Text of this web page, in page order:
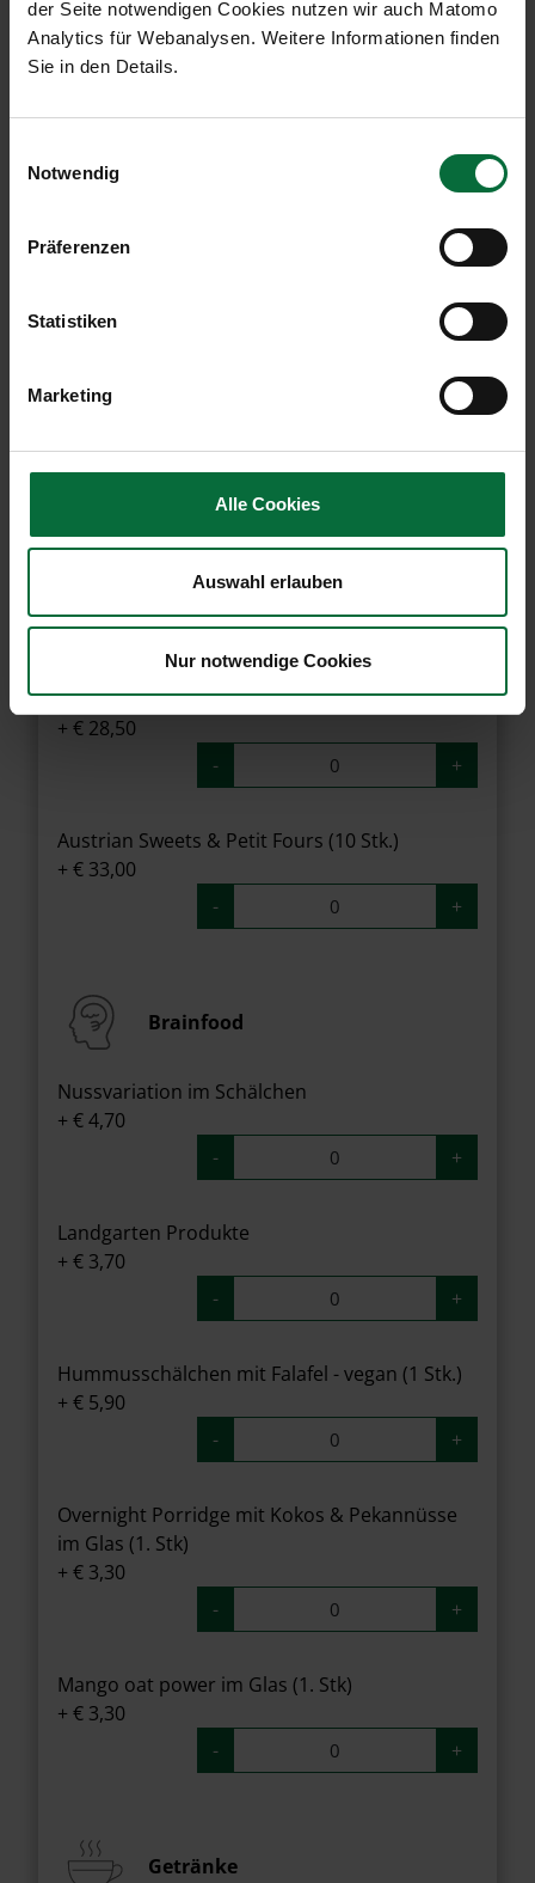
der Seite notwendigen Cookies nutzen wir auch Matomo
Analytics für Webanalysen. Weitere Informationen finden
Sie in den Details.
Notwendig
Präferenzen
Statistiken
Marketing
Alle Cookies
Auswahl erlauben
Nur notwendige Cookies
Shake your Salad im Glas - Bauernsalat (1 Stk.)
+ € 5,90
Laugenbrezen rustikal - Fleisch (1 Stk.)
+
Laugenbrezen rustikal - vegetarisch (1 Stk.)
+ € 6,90
+
Frischer Obstsalat im Glas
-
+
ofenfrisches Danish Pastries (10 Stk.)
+ € 28,50
-
+
Austrian Sweets & Petit Fours (10 Stk.)
+ € 33,00
-
+
Brainfood
Nussvariation im Schälchen
+ € 4,70
-
+
Landgarten Produkte
+ € 3,70
-
+
Hummusschälchen mit Falafel - vegan (1 Stk.)
+ € 5,90
-
+
Overnight Porridge mit Kokos & Pekannüsse
im Glas (1. Stk)
+ € 3,30
-
+
Mango oat power im Glas (1. Stk)
+ € 3,30
-
+
Getränke